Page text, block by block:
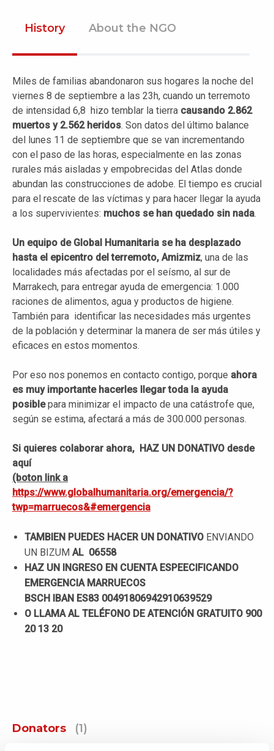
History About the NGO
Miles de familias abandonaron sus hogares la noche del
viernes 8 de septiembre a las 23h, cuando un terremoto
de intensidad 6,8 hizo temblar la tierra causando 2.862
muertos y 2.562 heridos. Son datos del último balance
del lunes 11 de septiembre que se van incrementando
con el paso de las horas, especialmente en las zonas
rurales más aisladas y empobrecidas del Atlas donde
abundan las construcciones de adobe. El tiempo es crucial
para el rescate de las víctimas y para hacer llegar la ayuda
a los supervivientes: muchos se han quedado sin nada.
Un equipo de Global Humanitaria se ha desplazado
hasta el epicentro del terremoto, Amizmiz, una de las
localidades más afectadas por el seísmo, al sur de
Marrakech, para entregar ayuda de emergencia: 1.000
raciones de alimentos, agua y productos de higiene.
También para identificar las necesidades más urgentes
de la población y determinar la manera de ser más útiles y
eficaces en estos momentos.
Por eso nos ponemos en contacto contigo, porque ahora
es muy importante hacerles llegar toda la ayuda
posiblepara minimizar el impacto de una catástrofe que,
según se estima, afectará a más de 300.000 personas.
Si quieres colaborar ahora, HAZ UN DONATIVO desde
aquí
(boton link a
https://www.globalhumanitaria.org/emergencia/?
twp=marruecos&#emergencia
TAMBIEN PUEDES HACER UN DONATIVO ENVIANDO
UN BIZUM AL 06558
HAZ UN INGRESO EN CUENTA ESPEECIFICANDO
EMERGENCIA MARRUECOS
BSCH IBAN ES83 00491806942910639529
O LLAMA AL TELÉFONO DE ATENCIÓN GRATUITO 900
20 13 20
Donators (1)